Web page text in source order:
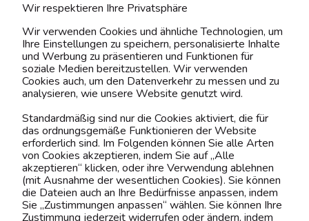
Kontaktiere uns!
0151 12200811
shop@yourhouse24.eu
Mo. - Fr. 07:00-15:00
MEIN ACCOUNT
BELIEBTE KATEGORIEN
Wir respektieren Ihre Privatsphäre
Wir verwenden Cookies und ähnliche Technologien, um
Ihre Einstellungen zu speichern, personalisierte Inhalte
und Werbung zu präsentieren und Funktionen für
soziale Medien bereitzustellen. Wir verwenden
Cookies auch, um den Datenverkehr zu messen und zu
analysieren, wie unsere Website genutzt wird.
Standardmäßig sind nur die Cookies aktiviert, die für
das ordnungsgemäße Funktionieren der Website
erforderlich sind. Im Folgenden können Sie alle Arten
von Cookies akzeptieren, indem Sie auf „Alle
akzeptieren“ klicken, oder ihre Verwendung ablehnen
(mit Ausnahme der wesentlichen Cookies). Sie können
die Dateien auch an Ihre Bedürfnisse anpassen, indem
Sie „Zustimmungen anpassen“ wählen. Sie können Ihre
Zustimmung jederzeit widerrufen oder ändern, indem